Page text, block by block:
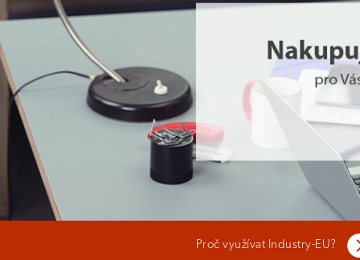
Proč využívat Industry-EU?